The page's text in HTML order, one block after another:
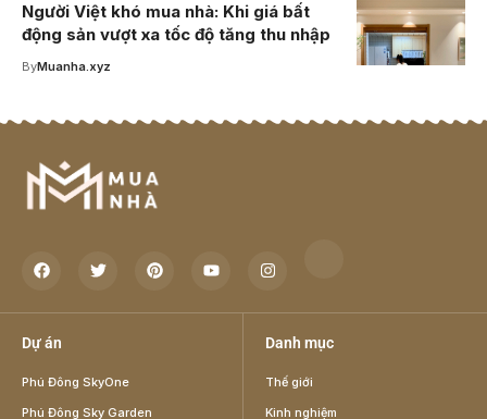
Người Việt khó mua nhà: Khi giá bất
động sản vượt xa tốc độ tăng thu nhập
ByMuanha.xyz
Dự án
Phú Đông SkyOne
Phú Đông Sky Garden
Danh mục
Thế giới
Kinh nghiệm